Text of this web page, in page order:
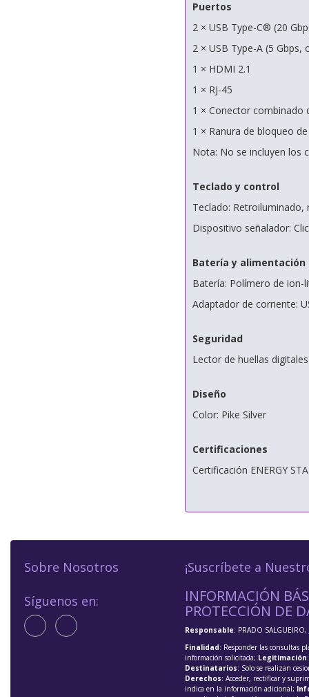
Puertos
2 × USB Type-C® (20
2 × USB Type-A (5 Gbps,
1 × HDMI 2.1
1 × RJ-45
1 × Conector combinado
1 × Ranura de bloqueo
Nota: No se incluyen los
Teclado y control
Teclado:
Dispositivo señalador:
Batería y alimentación
Batería: Polímero de ion-
Adaptador de corriente:
Seguridad
Lector de huellas digitales
Diseño
Color: Pike Silver
Certificaciones
Certificación ENERGY
Sobre Nosotros
Síguenos en:
¡Suscríbete a
INFORMACIÓN
PROTECCIÓN DE
Responsable: PRADO SALGUEIRO,
Finalidad: Responder las consultas
información solicitada; Legitimación
Destinatarios: Solo se realizan
Derechos: Acceder, rectificar y
indica en la información adicional;